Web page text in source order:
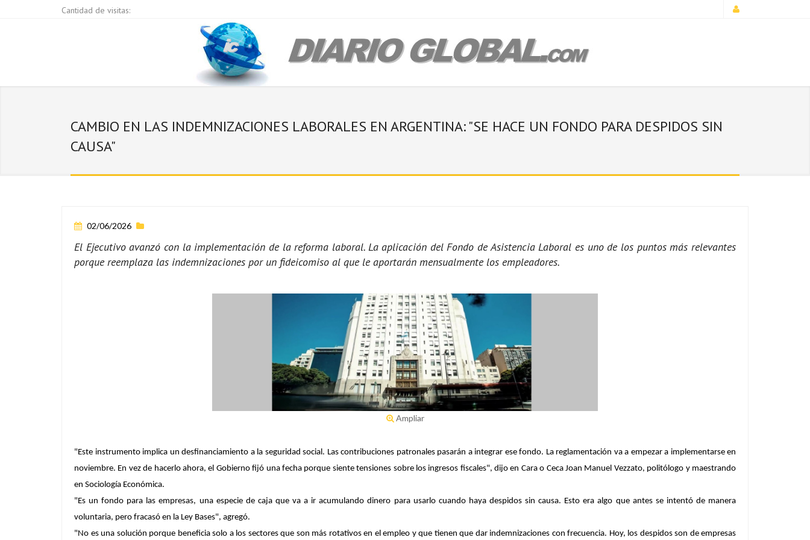
Cantidad de visitas:
CAMBIO EN LAS INDEMNIZACIONES LABORALES EN ARGENTINA: "SE HACE UN FONDO PARA DESPIDOS SIN
CAUSA"
02/06/2026
El Ejecutivo avanzó con la implementación de la reforma laboral. La aplicación del Fondo de Asistencia Laboral es uno de los puntos más relevantes
porque reemplaza las indemnizaciones por un fideicomiso al que le aportarán mensualmente los empleadores.
Ampliar
"Este instrumento implica un desfinanciamiento a la seguridad social. Las contribuciones patronales pasarán a integrar ese fondo. La reglamentación va a empezar a implementarse en
noviembre. En vez de hacerlo ahora, el Gobierno fijó una fecha porque siente tensiones sobre los ingresos fiscales", dijo en Cara o Ceca Joan Manuel Vezzato, politólogo y maestrando
en Sociología Económica.
"Es un fondo para las empresas, una especie de caja que va a ir acumulando dinero para usarlo cuando haya despidos sin causa. Esto era algo que antes se intentó de manera
voluntaria, pero fracasó en la Ley Bases", agregó.
"No es una solución porque beneficia solo a los sectores que son más rotativos en el empleo y que tienen que dar indemnizaciones con frecuencia. Hoy, los despidos son de empresas